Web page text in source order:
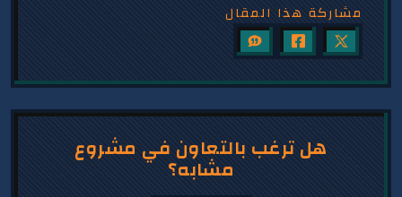
مشاركة هذا المقال
هل ترغب بالتعاون في مشروع
مشابه؟